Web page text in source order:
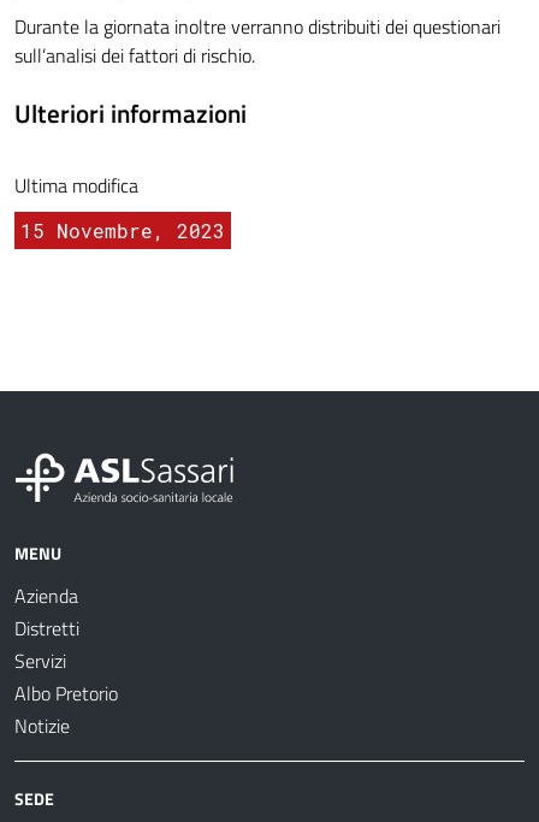
Durante la giornata inoltre verranno distribuiti dei questionari
sull’analisi dei fattori di rischio.
Ulteriori informazioni
Ultima modifica
15 Novembre, 2023
MENU
Azienda
Distretti
Servizi
Albo Pretorio
Notizie
SEDE